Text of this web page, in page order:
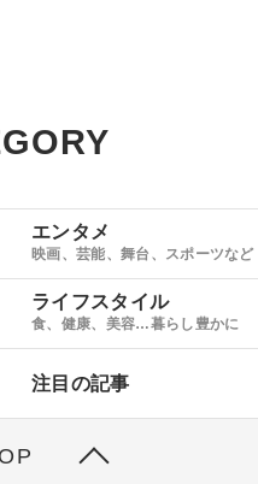
エンタメ
映画、芸能、舞台、スポーツなど
ライフスタイル
食、健康、美容…暮らし豊かに
注目の記事